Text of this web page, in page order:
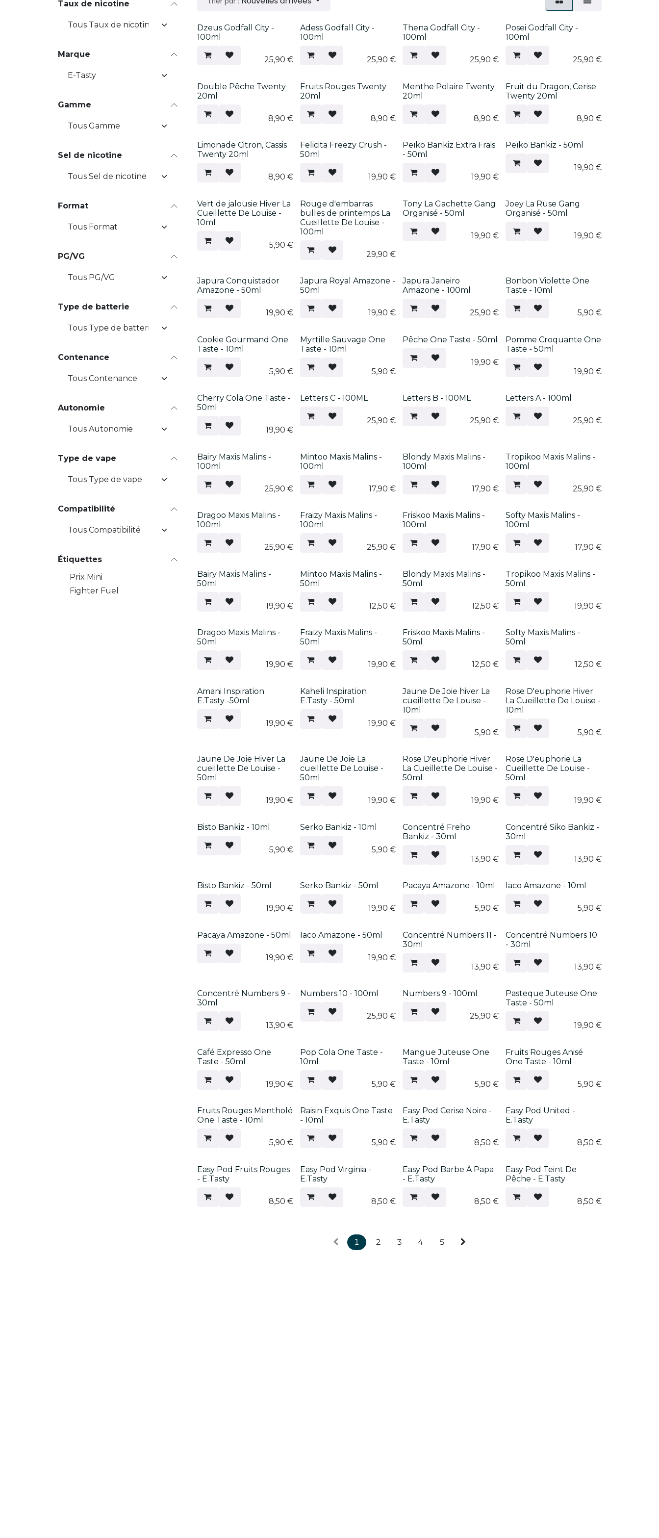
Taux de nicotine
Marque
Gamme
Sel de nicotine
Format
PG/VG
Type de batterie
Contenance
Autonomie
Type de vape
Compatibilité
Étiquettes
Prix Mini
Fighter Fuel
Nouveau !
Dzeus Godfall City -
100ml
25,90 €
Nouveau !
Adess Godfall City -
100ml
25,90 €
Nouveau !
Thena Godfall City -
100ml
25,90 €
Nouveau !
Posei Godfall City -
100ml
25,90 €
Nouveau !
Double Pêche Twenty
20ml
8,90 €
Nouveau !
Fruits Rouges Twenty
20ml
8,90 €
Nouveau !
Menthe Polaire Twenty
20ml
8,90 €
Nouveau !
Fruit du Dragon, Cerise
Twenty 20ml
8,90 €
Nouveau !
Limonade Citron, Cassis
Twenty 20ml
8,90 €
Nouveau !
Felicita Freezy Crush -
50ml
19,90 €
Nouveau !
Peïko Bankiz Extra Frais
- 50ml
19,90 €
Nouveau !
Peïko Bankiz - 50ml
19,90 €
Nouveau !
Vert de jalousie Hiver La
Cueillette De Louise -
10ml
5,90 €
Nouveau !
Rouge d'embarras
bulles de printemps La
Cueillette De Louise -
100ml
29,90 €
Nouveau !
Tony La Gachette Gang
Organisé - 50ml
19,90 €
Nouveau !
Joey La Ruse Gang
Organisé - 50ml
19,90 €
Nouveau !
Japura Conquistador
Amazone - 50ml
19,90 €
Nouveau !
Japura Royal Amazone -
50ml
19,90 €
Nouveau !
Japura Janeiro
Amazone - 100ml
25,90 €
Nouveau !
Bonbon Violette One
Taste - 10ml
5,90 €
Nouveau !
Cookie Gourmand One
Taste - 10ml
5,90 €
Nouveau !
Myrtille Sauvage One
Taste - 10ml
5,90 €
Nouveau !
Pêche One Taste - 50ml
19,90 € Nouveau !
Pomme Croquante One
Taste - 50ml
19,90 €
Nouveau !
Cherry Cola One Taste -
50ml
19,90 €
Letters C - 100ML
25,90 €
Letters B - 100ML
25,90 €
Letters A - 100ml
25,90 €
Bairy Maxis Malins -
100ml
25,90 €
Prix mini
Mintoo Maxis Malins -
100ml
17,90 €
Prix mini
Blondy Maxis Malins -
100ml
17,90 €
Tropikoo Maxis Malins -
100ml
25,90 €
Dragoo Maxis Malins -
100ml
25,90 €
Fraizy Maxis Malins -
100ml
25,90 €
Prix mini
Friskoo Maxis Malins -
100ml
17,90 €
Prix mini
Softy Maxis Malins -
100ml
17,90 €
Bairy Maxis Malins -
50ml
19,90 €
Prix mini
Mintoo Maxis Malins -
50ml
12,50 €
Prix mini
Blondy Maxis Malins -
50ml
12,50 €
Tropikoo Maxis Malins -
50ml
19,90 €
Dragoo Maxis Malins -
50ml
19,90 €
Fraizy Maxis Malins -
50ml
19,90 €
Prix mini
Friskoo Maxis Malins -
50ml
12,50 €
Prix mini
Softy Maxis Malins -
50ml
12,50 €
Amani Inspiration
E.Tasty -50ml
19,90 €
Kaheli Inspiration
E.Tasty - 50ml
19,90 €
Jaune De Joie hiver La
cueillette De Louise -
10ml
5,90 €
Rose D'euphorie Hiver
La Cueillette De Louise -
10ml
5,90 €
Jaune De Joie Hiver La
cueillette De Louise -
50ml
19,90 €
Jaune De Joie La
cueillette De Louise -
50ml
19,90 €
Rose D'euphorie Hiver
La Cueillette De Louise -
50ml
19,90 €
Rose D'euphorie La
Cueillette De Louise -
50ml
19,90 €
Bisto Bankiz - 10ml
5,90 €
Serko Bankiz - 10ml
5,90 €
Concentré Freho
Bankiz - 30ml
13,90 €
Concentré Siko Bankiz -
30ml
13,90 €
Bisto Bankiz - 50ml
19,90 €
Serko Bankiz - 50ml
19,90 €
Pacaya Amazone - 10ml
5,90 €
Iaco Amazone - 10ml
5,90 €
Pacaya Amazone - 50ml
19,90 €
Iaco Amazone - 50ml
19,90 €
Concentré Numbers 11 -
30ml
13,90 €
Concentré Numbers 10
- 30ml
13,90 €
Concentré Numbers 9 -
30ml
13,90 €
Numbers 10 - 100ml
25,90 €
Numbers 9 - 100ml
25,90 €
Pasteque Juteuse One
Taste - 50ml
19,90 €
Café Expresso One
Taste - 50ml
19,90 €
Pop Cola One Taste -
10ml
5,90 €
Mangue Juteuse One
Taste - 10ml
5,90 €
Fruits Rouges Anisé
One Taste - 10ml
5,90 €
Fruits Rouges Mentholé
One Taste - 10ml
5,90 €
Raisin Exquis One Taste
- 10ml
5,90 €
Easy Pod Cerise Noire -
E.Tasty
8,50 €
Easy Pod United -
E.Tasty
8,50 €
Easy Pod Fruits Rouges
- E.Tasty
8,50 €
Easy Pod Virginia -
E.Tasty
8,50 €
Easy Pod Barbe À Papa
- E.Tasty
8,50 €
Easy Pod Teint De
Pêche - E.Tasty
8,50 €
1 2 3 4 5